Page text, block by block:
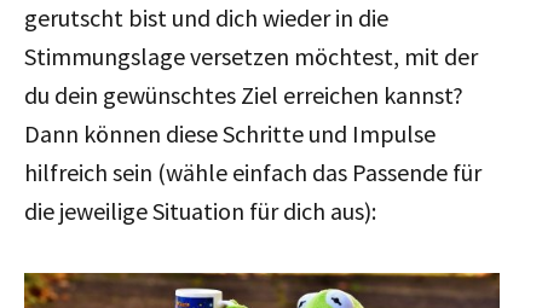
gerutscht bist und dich wieder in die
Stimmungslage versetzen möchtest, mit der
du dein gewünschtes Ziel erreichen kannst?
Dann können diese Schritte und Impulse
hilfreich sein (wähle einfach das Passende für
die jeweilige Situation für dich aus):